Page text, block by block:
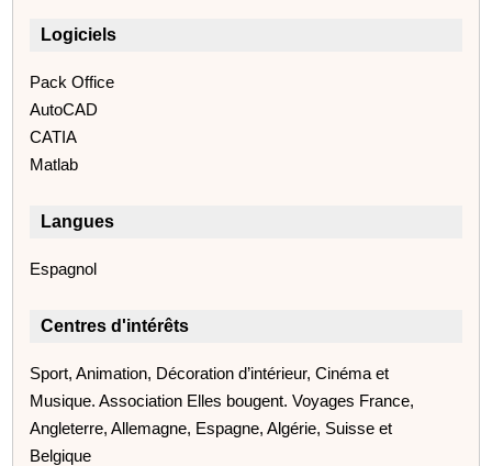
Logiciels
Pack Office
AutoCAD
CATIA
Matlab
Langues
Espagnol
Centres d'intérêts
Sport, Animation, Décoration d’intérieur, Cinéma et
Musique. Association Elles bougent. Voyages France,
Angleterre, Allemagne, Espagne, Algérie, Suisse et
Belgique